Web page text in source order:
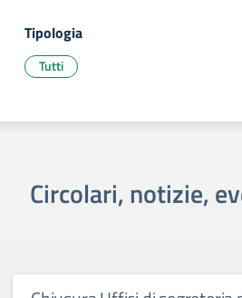
Tipologia
Tutti
Circolari, notizie,